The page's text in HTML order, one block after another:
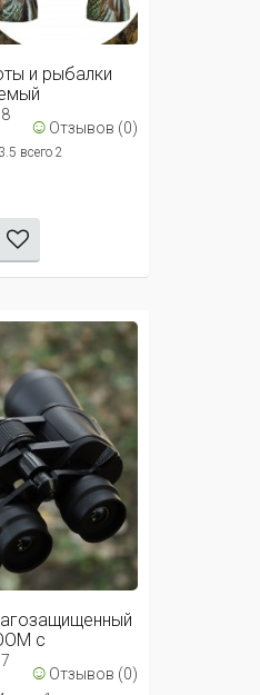
и рыбалки
☺ Отзывов (0)
3.5 всего 2
с
☺ Отзывов (0)